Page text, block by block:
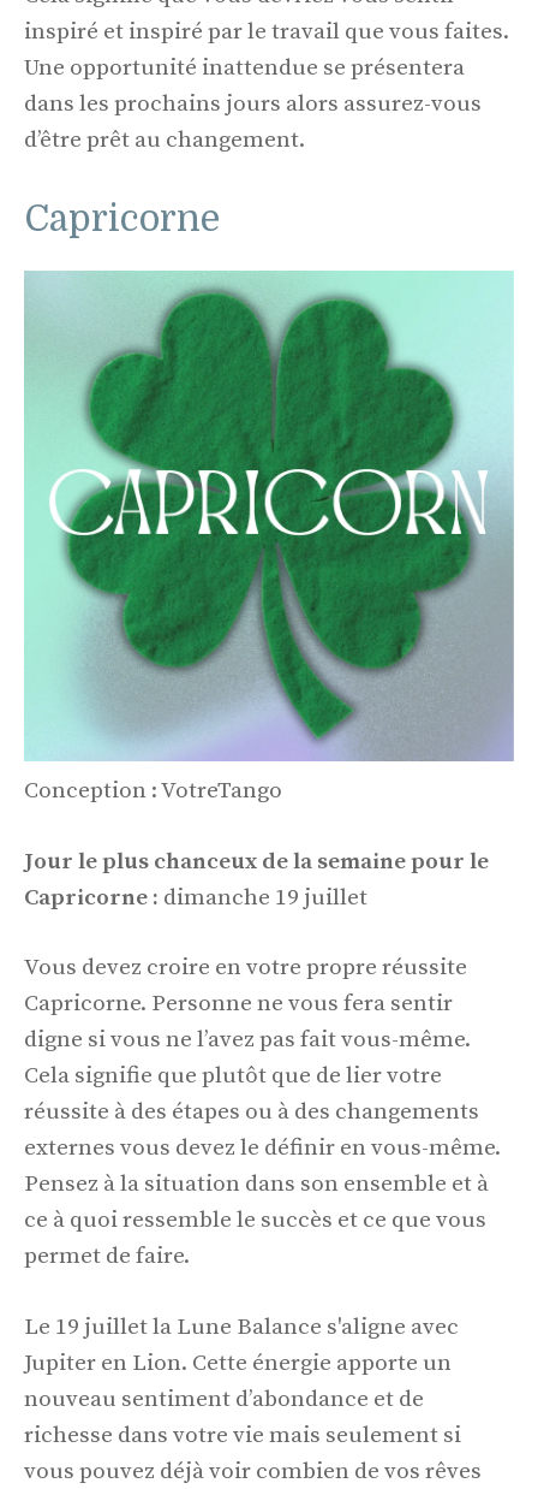
inspiré et inspiré par le travail que vous faites.
Une opportunité inattendue se présentera
dans les prochains jours alors assurez-vous
d’être prêt au changement.
Capricorne
Conception : VotreTango
Jour le plus chanceux de la semaine pour le
Capricorne : dimanche 19 juillet
Vous devez croire en votre propre réussite
Capricorne. Personne ne vous fera sentir
digne si vous ne l’avez pas fait vous-même.
Cela signifie que plutôt que de lier votre
réussite à des étapes ou à des changements
externes vous devez le définir en vous-même.
Pensez à la situation dans son ensemble et à
ce à quoi ressemble le succès et ce que vous
permet de faire.
Le 19 juillet la Lune Balance s'aligne avec
Jupiter en Lion. Cette énergie apporte un
nouveau sentiment d’abondance et de
richesse dans votre vie mais seulement si
vous pouvez déjà voir combien de vos rêves